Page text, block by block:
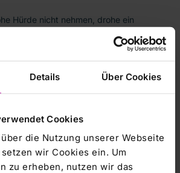
Details Über Cookies
Cookies
die Nutzung unserer Webseite
wir Cookies ein. Um
zu erheben, nutzen wir das
Hürde nicht nehmen, drohe ein
Profil für die Rhön-Aktionäre derzeit